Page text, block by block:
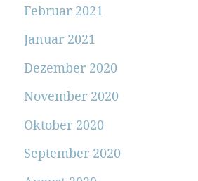
Februar 2021
Januar 2021
Dezember 2020
November 2020
Oktober 2020
September 2020